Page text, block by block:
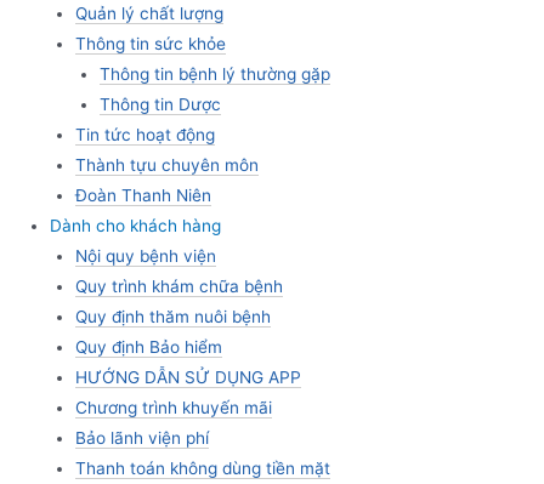
Quản lý chất lượng
Thông tin sức khỏe
Thông tin bệnh lý thường gặp
Thông tin Dược
Tin tức hoạt động
Thành tựu chuyên môn
Đoàn Thanh Niên
Dành cho khách hàng
Nội quy bệnh viện
Quy trình khám chữa bệnh
Quy định thăm nuôi bệnh
Quy định Bảo hiểm
HƯỚNG DẪN SỬ DỤNG APP
Chương trình khuyến mãi
Bảo lãnh viện phí
Thanh toán không dùng tiền mặt